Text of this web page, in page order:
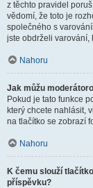
z těchto pravidel
vědomí, že toto je
společného s
jste obdrželi varování,
Nahoru
Jak můžu
Pokud je tato funkce
který chcete nahlásit,
na tlačítko se zobrazí
Nahoru
K čemu slouží
příspěvku?